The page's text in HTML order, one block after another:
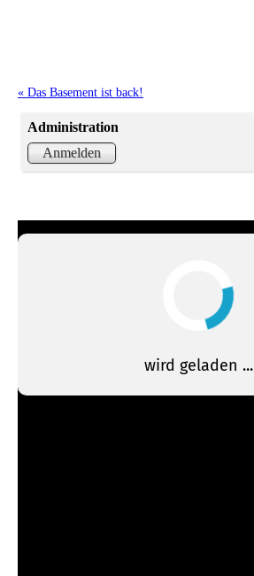
« Das Basement ist back!
Administration
Anmelden